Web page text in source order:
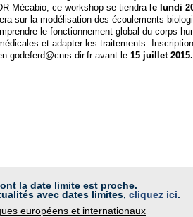
Mécabio, ce workshop se tiendra le lundi
sur la modélisation des écoulements
le fonctionnement global du corps
et adapter les traitements.
dir.fr avant le 15 juillet 2015.
la date limite est proche.
avec dates limites, cliquez ici.
européens et internationaux